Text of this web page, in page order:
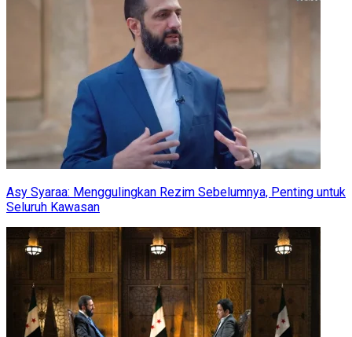
Asy Syaraa: Menggulingkan Rezim Sebelumnya, Penting untuk
Seluruh Kawasan